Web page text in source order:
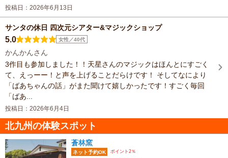
投稿日：2026年6月13日
サンタの休日 四次元シアター&マジックショップ
5.0 女性／40代
かんかんさん
3作目も参加しました！！天星さんのマジックはほんとにすごく
て、えっーー！と声を上げることだらけです！ そしてなにより
「ばあちゃんの話」がまた聞けて嬉しかったです！すごく毎回
「ばあ...
投稿日：2026年6月4日
北九州の体験スポット
蒼林窯
ネット予約OK ポイント2％